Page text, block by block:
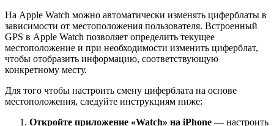
На Apple Watch можно автоматически изменять циферблаты в
зависимости от местоположения пользователя. Встроенный
GPS в Apple Watch позволяет определить текущее
местоположение и при необходимости изменить циферблат,
чтобы отобразить информацию, соответствующую
конкретному месту.
Для того чтобы настроить смену циферблата на основе
местоположения, следуйте инструкциям ниже:
Откройте приложение «Watch» на iPhone — настроить